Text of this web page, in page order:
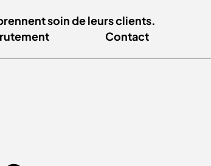
soin de leurs clients.
Contact